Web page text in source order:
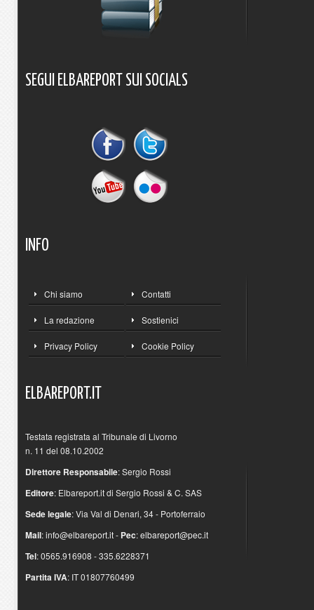
SEGUI ELBAREPORT SUI SOCIALS
INFO
Chi siamo Contatti
La redazione Sostienici
Privacy Policy Cookie Policy
ELBAREPORT.IT
Testata registrata al Tribunale di Livorno
n. 11 del 08.10.2002
Direttore Responsabile: Sergio Rossi
Editore: Elbareport.it di Sergio Rossi & C. SAS
Sede legale: Via Val di Denari, 34 - Portoferraio
Mail:info@elbareport.it- Pec:elbareport@pec.it
Tel: 0565.916908 - 335.6228371
Partita IVA: IT 01807760499